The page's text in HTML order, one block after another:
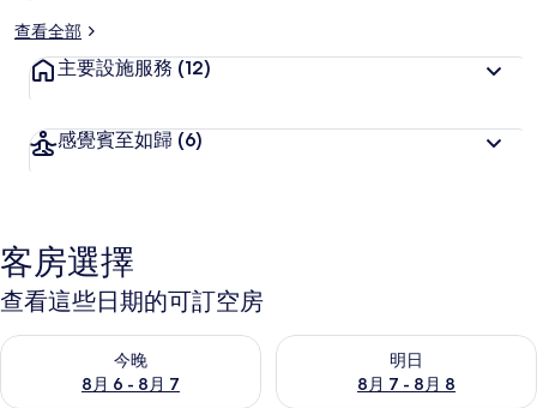
查看全部
主要設施服務 (12)
感覺賓至如歸 (6)
客房選擇
查看這些日期的可訂空房
今晚
8月 6 - 8月 7
查看今晚 8月 6 - 8月 7的可訂空房
明日
8月 7 - 8月 8
查看明日 8月 7 - 8月 8的可訂